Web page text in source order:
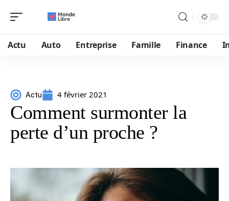
Actu Auto Entreprise Famille Finance
Actu 4 février 2021
Comment surmonter la
perte d’un proche ?